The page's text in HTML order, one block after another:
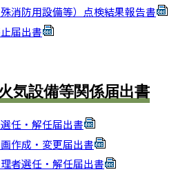
消防用設備等）点検結果報告書
届出書
気設備等関係届出書
任・解任届出書
作成・変更届出書
者選任・解任届出書